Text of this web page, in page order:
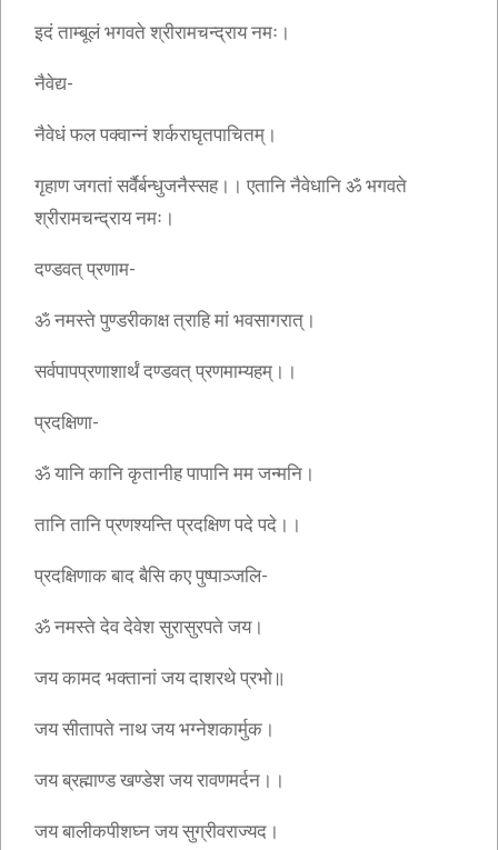
इदं ताम्बूलं भगवते श्रीरामचन्द्राय नमः।
नैवेद्य-
नैवेधं फल पक्वान्नं शर्कराघृतपाचितम्।
गृहाण जगतां सर्वैर्बन्धुजनैस्सह।। एतानि नैवेधानि ॐ भगवते
श्रीरामचन्द्राय नमः।
दण्डवत् प्रणाम-
ॐ नमस्ते पुण्डरीकाक्ष त्राहि मां भवसागरात्।
सर्वपापप्रणाशार्थं दण्डवत् प्रणमाम्यहम्।।
प्रदक्षिणा-
ॐ यानि कानि कृतानीह पापानि मम जन्मनि।
तानि तानि प्रणश्यन्ति प्रदक्षिण पदे पदे।।
प्रदक्षिणाक बाद बैसि कए पुष्पाञ्जलि-
ॐ नमस्ते देव देवेश सुरासुरपते जय।
जय कामद भक्तानां जय दाशरथे प्रभो॥
जय सीतापते नाथ जय भग्नेशकार्मुक।
जय ब्रह्माण्ड खण्डेश जय रावणमर्दन।।
जय बालीकपीशघ्न जय सुग्रीवराज्यद।